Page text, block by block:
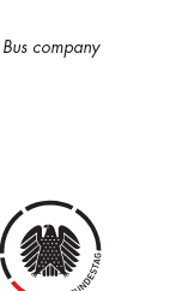
Bus company